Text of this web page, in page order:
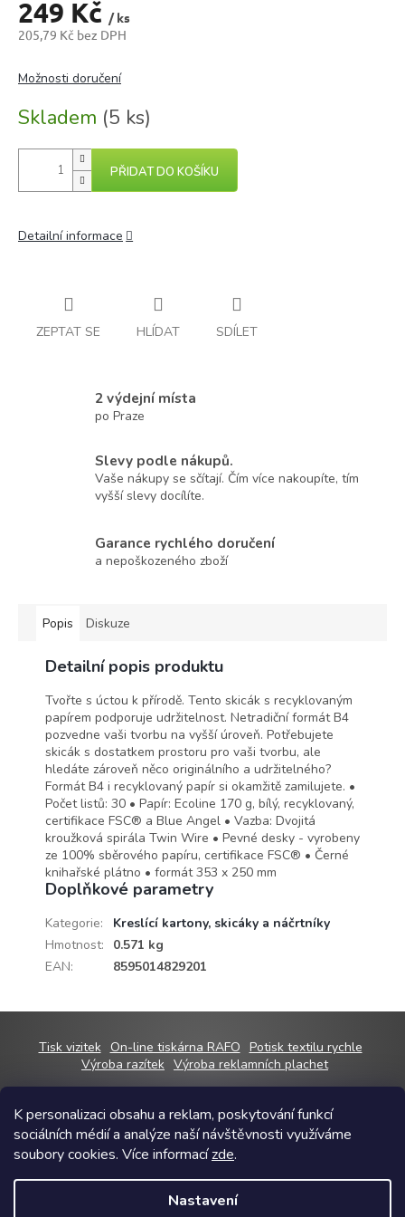
K personalizaci obsahu a reklam, poskytování funkcí
sociálních médií a analýze naší návštěvnosti využíváme
soubory cookies. Více informacízde.
Nastavení
249 Kč / ks
205,79 Kč bez DPH
cena:
Skladem (5 ks)
Možnosti doručení
PŘIDAT DO KOŠÍKU
Detailní informace
ZEPTAT SE HLÍDAT SDÍLET
2 výdejní místa
po Praze
Slevy podle nákupů.
Vaše nákupy se sčítají. Čím více nakoupíte, tím
vyšší slevy docílíte.
Garance rychlého doručení
a nepoškozeného zboží
Popis Diskuze
Detailní popis produktu
Tvořte s úctou k přírodě. Tento skicák s recyklovaným
papírem podporuje udržitelnost. Netradiční formát B4
pozvedne vaši tvorbu na vyšší úroveň. Potřebujete
skicák s dostatkem prostoru pro vaši tvorbu, ale
hledáte zároveň něco originálního a udržitelného?
Formát B4 i recyklovaný papír si okamžitě zamilujete. •
Počet listů: 30 • Papír: Ecoline 170 g, bílý, recyklovaný,
certifikace FSC® a Blue Angel • Vazba: Dvojitá
kroužková spirála Twin Wire • Pevné desky - vyrobeny
ze 100% sběrového papíru, certifikace FSC® • Černé
knihařské plátno • formát 353 x 250 mm
Doplňkové parametry
Kategorie:
Kreslící kartony, skicáky a náčrtníky
Hmotnost:
0.571 kg
EAN: 8595014829201
p
Tisk vizitek On-line tiskárna RAFO Potisk textilu rychle
Výroba razítek Výroba reklamních plachet
Copyright 2026 RAFOshop . Všechna práva vyhrazena.
cookies
Grafický návrh vytvořil a na Shoptet implementoval
Shoptetak.cz.